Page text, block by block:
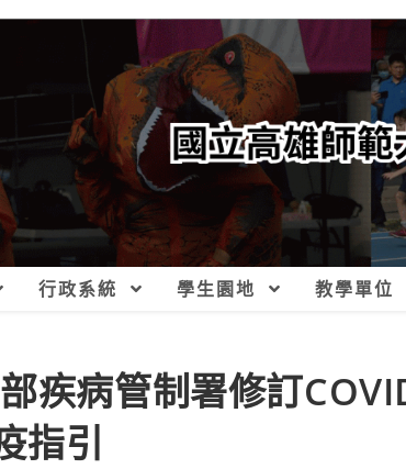
行政系統 學生園地 教學單位
疾病管制署修訂
指引